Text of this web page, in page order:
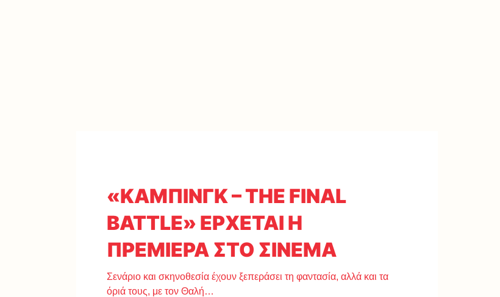
«KΑΜΠΙΝΓΚ – ΤΗΕ FINAL
BATTLE» ΕΡΧΕΤΑΙ Η
ΠΡΕΜΙΕΡΑ ΣΤΟ ΣΙΝΕΜΑ
Σενάριο και σκηνοθεσία έχουν ξεπεράσει τη φαντασία, αλλά και τα
όριά τους, με τον Θαλή…